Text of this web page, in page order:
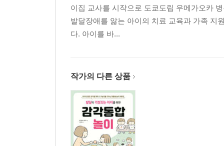
이집 교사를 시작으로 도쿄도립 우메가오카
발달장애를 앓는 아이의 치료 교육과 가족 지
다. 아이를 바...
작가의 다른 상품